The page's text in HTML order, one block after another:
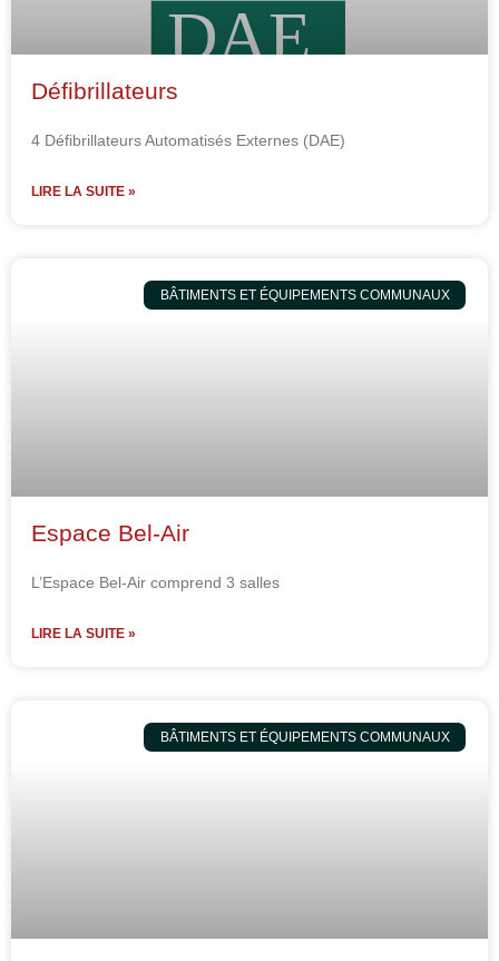
Défibrillateurs
4 Défibrillateurs Automatisés Externes (DAE)
LIRE LA SUITE »
BÂTIMENTS ET ÉQUIPEMENTS COMMUNAUX
Espace Bel-Air
L’Espace Bel-Air comprend 3 salles
LIRE LA SUITE »
BÂTIMENTS ET ÉQUIPEMENTS COMMUNAUX